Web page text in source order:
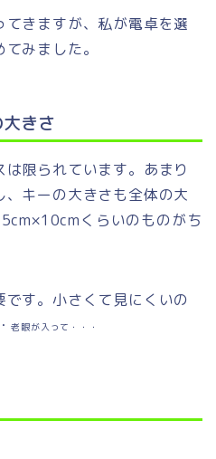
きますが、私が電卓を選
みました。
きさ
限られています。あまり
キーの大きさも全体の大
くらいのものがち
す。小さくて見にくいの
老眼が入って・・・